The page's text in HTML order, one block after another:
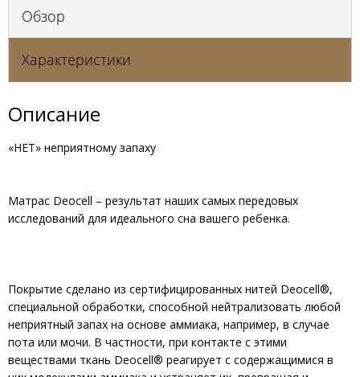
Обзор
Характеристики
Описание
«НЕТ» неприятному запаху
Матрас Deocell – результат наших самых передовых
исследований для идеального сна вашего ребенка.
Покрытие сделано из сертифицированных нитей Deocell®,
специальной обработки, способной нейтрализовать любой
неприятный запах на основе аммиака, например, в случае
пота или мочи. В частности, при контакте с этими
веществами ткань Deocell® реагирует с содержащимися в